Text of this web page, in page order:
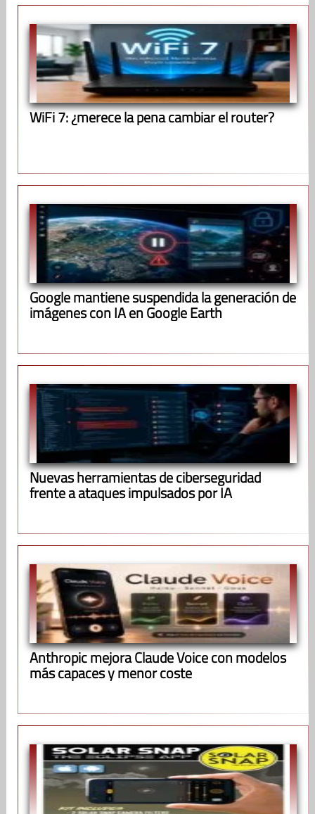
WiFi 7: ¿merece la pena cambiar el router?
Google mantiene suspendida la generación de
imágenes con IA en Google Earth
Nuevas herramientas de ciberseguridad
frente a ataques impulsados por IA
Anthropic mejora Claude Voice con modelos
más capaces y menor coste